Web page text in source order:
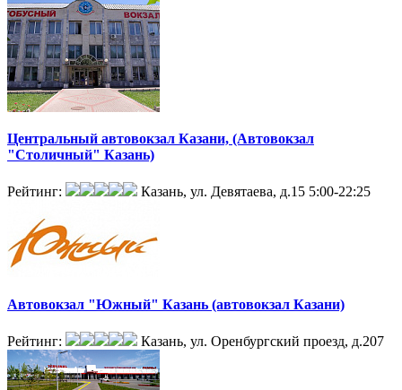
Центральный автовокзал Казани, (Автовокзал
"Столичный" Казань)
Рейтинг: Казань, ул. Девятаева, д.15 5:00-22:25
Автовокзал "Южный" Казань (автовокзал Казани)
Рейтинг: Казань, ул. Оренбургский проезд, д.207